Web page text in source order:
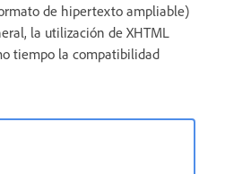
de hipertexto ampliable)
la utilización de XHTML
tiempo la compatibilidad